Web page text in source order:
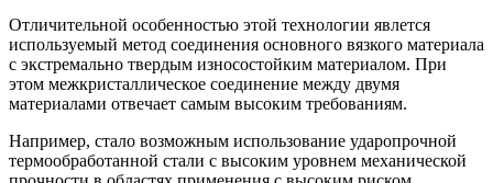
Отличительной особенностью этой технологии явлется
используемый метод соединения основного вязкого материала
с экстремально твердым износостойким материалом. При
этом межкристаллическое соединение между двумя
материалами отвечает самым высоким требованиям.
Например, стало возможным использование ударопрочной
термообработанной стали с высоким уровнем механической